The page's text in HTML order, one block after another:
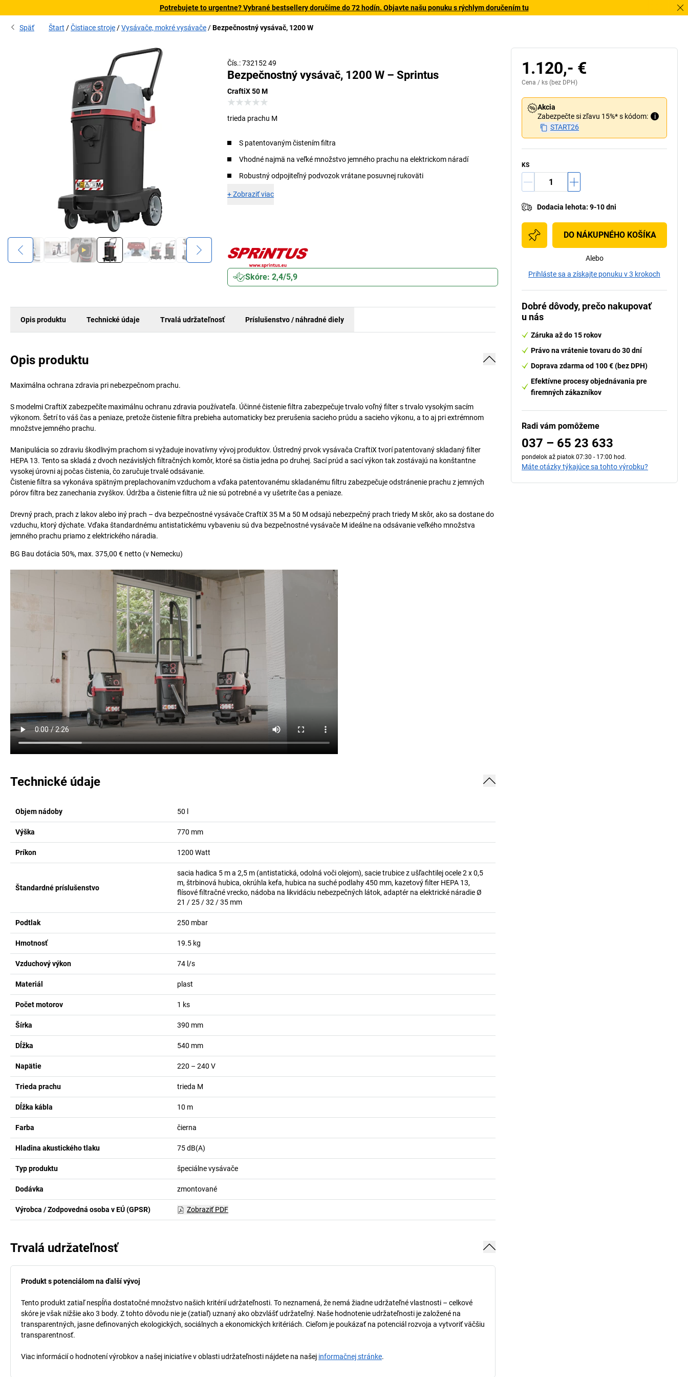
Potrebujete to urgentne? Vybrané bestsellery doručíme do 72 hodín. Objavte našu ponuku s rýchlym doručením tu
Späť Štart Čistiace stroje Vysávače, mokré vysávače Bezpečnostný vysávač, 1200 W
Čís.: 732152 49
Bezpečnostný vysávač, 1200 W – Sprintus
CraftiX 50 M
trieda prachu M
S patentovaným čistením filtra
Vhodné najmä na veľké množstvo jemného prachu na elektrickom náradí
Robustný odpojiteľný podvozok vrátane posuvnej rukoväti
+Zobraziť viac
Skóre: 2,4/5,9
Opis produktu Technické údaje Trvalá udržateľnosť Príslušenstvo / náhradné diely
Opis produktu
Maximálna ochrana zdravia pri nebezpečnom prachu.
S modelmi CraftiX zabezpečíte maximálnu ochranu zdravia používateľa. Účinné čistenie filtra zabezpečuje trvalo voľný filter s trvalo vysokým sacím
výkonom. Šetrí to váš čas a peniaze, pretože čistenie filtra prebieha automaticky bez prerušenia sacieho prúdu a sacieho výkonu, a to aj pri extrémnom
množstve jemného prachu.
Manipulácia so zdraviu škodlivým prachom si vyžaduje inovatívny vývoj produktov. Ústredný prvok vysávača CraftiX tvorí patentovaný skladaný filter
HEPA 13. Tento sa skladá z dvoch nezávislých filtračných komôr, ktoré sa čistia jedna po druhej. Sací prúd a sací výkon tak zostávajú na konštantne
vysokej úrovni aj počas čistenia, čo zaručuje trvalé odsávanie.
Čistenie filtra sa vykonáva spätným preplachovaním vzduchom a vďaka patentovanému skladanému filtru zabezpečuje odstránenie prachu z jemných
pórov filtra bez zanechania zvyškov. Údržba a čistenie filtra už nie sú potrebné a vy ušetríte čas a peniaze.
Drevný prach, prach z lakov alebo iný prach – dva bezpečnostné vysávače CraftiX 35 M a 50 M odsajú nebezpečný prach triedy M skôr, ako sa dostane do
vzduchu, ktorý dýchate. Vďaka štandardnému antistatickému vybaveniu sú dva bezpečnostné vysávače M ideálne na odsávanie veľkého množstva
jemného prachu priamo z elektrického náradia.
BG Bau dotácia 50%, max. 375,00 € netto (v Nemecku)
Technické údaje
Objem nádoby 50
Výška 770 mm
Príkon 1200 Watt
Štandardné príslušenstvo
sacia hadica 5 m a 2,5 m (antistatická, odolná voči olejom), sacie trubice z ušľachtilej ocele 2 x 0,5
m, štrbinová hubica, okrúhla kefa, hubica na suché podlahy 450 mm, kazetový filter HEPA 13,
flísové filtračné vrecko, nádoba na likvidáciu nebezpečných látok, adaptér na elektrické náradie Ø
21 / 25 / 32 / 35 mm
Podtlak 250 mbar
Hmotnosť 19.5 kg
Vzduchový výkon 74 l/s
Materiál plast
Počet motorov 1 ks
Šírka 390 mm
Dĺžka 540 mm
Napätie 220 – 240 V
Trieda prachu trieda M
Dĺžka kábla 10 m
Farba čierna
Hladina akustického tlaku 75dB(A)
Typ produktu špeciálne vysávače
Dodávka zmontované
Výrobca / Zodpovedná osoba v EÚ (GPSR) Zobraziť PDF
Trvalá udržateľnosť
Produkt s potenciálom na ďalší vývoj
Tento produkt zatiaľ nespĺňa dostatočné množstvo našich kritérií udržateľnosti. To neznamená, že nemá žiadne udržateľné vlastnosti – celkové
skóre je však nižšie ako 3 body. Z tohto dôvodu nie je (zatiaľ) uznaný ako obzvlášť udržateľný. Naše hodnotenie udržateľnosti je založené na
transparentných, jasne definovaných ekologických, sociálnych a ekonomických kritériách. Cieľom je poukázať na potenciál rozvoja a vytvoriť väčšiu
transparentnosť.
Viac informácií o hodnotení výrobkov a našej iniciatíve v oblasti udržateľnosti nájdete na našej informačnej stránke.
1.120,- €
Cena / ks (bez DPH)
Akcia
Zabezpečte si zľavu 15%* s kódom:
i
START26
KS
Dodacia lehota: 9-10 dni
DO NÁKUPNÉHO KOŠÍKA
Alebo
Prihláste sa a získajte ponuku v 3 krokoch
Dobré dôvody, prečo nakupovať
u nás
Záruka až do 15 rokov
Právo na vrátenie tovaru do 30 dní
Doprava zdarma od 100 € (bez DPH)
Efektívne procesy objednávania pre
firemných zákazníkov
Radi vám pomôžeme
037 – 65 23 633
pondelok až piatok 07:30 - 17:00 hod.
Máte otázky týkajúce sa tohto výrobku?